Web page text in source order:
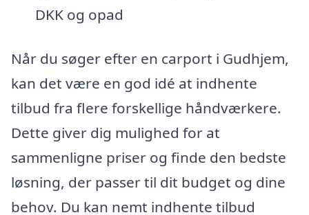
DKK og opad
Når du søger efter en carport i Gudhjem,
kan det være en god idé at indhente
tilbud fra flere forskellige håndværkere.
Dette giver dig mulighed for at
sammenligne priser og finde den bedste
løsning, der passer til dit budget og dine
behov. Du kan nemt indhente tilbud